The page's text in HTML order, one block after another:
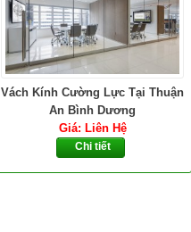
Vách Kính Cường Lực Tại Thuận
An Bình Dương
Giá: Liên Hệ
Chi tiết